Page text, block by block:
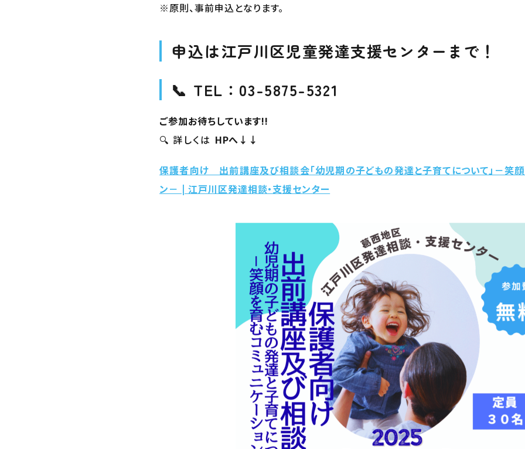
※原則、事前申込となります。
申込は江戸川区児童発達支援センターまで！
📞 TEL：03-5875-5321
ご参加お待ちしています!!
🔍 詳しくは HPへ↓↓
保護者向け 出前講座及び相談会「幼児期の子どもの発達と子育てについて」－笑顔
ン－ | 江戸川区発達相談・支援センター